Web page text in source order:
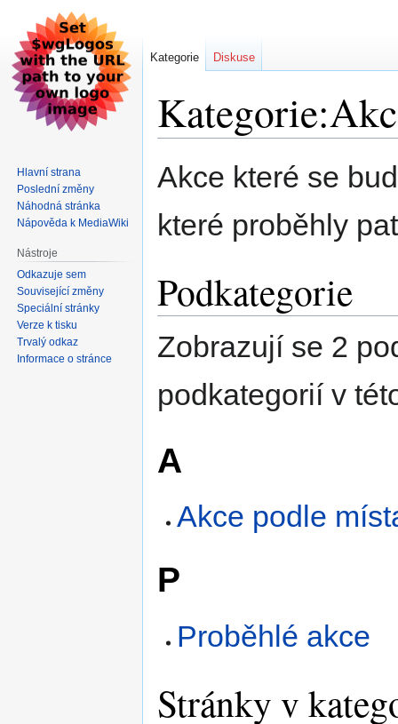
Skočit
na
Skočit
na
Akce které se
které proběhly
Podkategorie
Zobrazují se 2
podkategorií v
A
Akce podle
P
Proběhlé akce
Stránky v
Kategorie Diskuse
Hlavní strana
Poslední změny
Náhodná stránka
Nápověda k MediaWiki
Nástroje
Odkazuje sem
Související změny
Speciální stránky
Verze k tisku
Trvalý odkaz
Informace o stránce